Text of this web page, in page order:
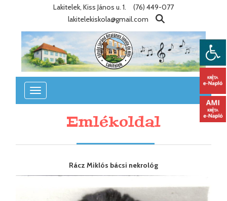
Lakitelek, Kiss János u. 1.
(76) 449-077
lakitelekiskola@gmail.com
Toggle
navigation
Emlékoldal
Rácz Miklós bácsi nekrológ